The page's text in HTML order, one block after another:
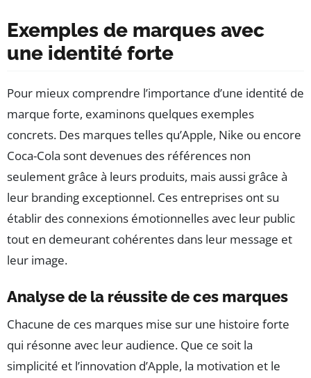
Exemples de marques avec
une identité forte
Pour mieux comprendre l’importance d’une identité de
marque forte, examinons quelques exemples
concrets. Des marques telles qu’Apple, Nike ou encore
Coca-Cola sont devenues des références non
seulement grâce à leurs produits, mais aussi grâce à
leur branding exceptionnel. Ces entreprises ont su
établir des connexions émotionnelles avec leur public
tout en demeurant cohérentes dans leur message et
leur image.
Analyse de la réussite de ces marques
Chacune de ces marques mise sur une histoire forte
qui résonne avec leur audience. Que ce soit la
simplicité et l’innovation d’Apple, la motivation et le